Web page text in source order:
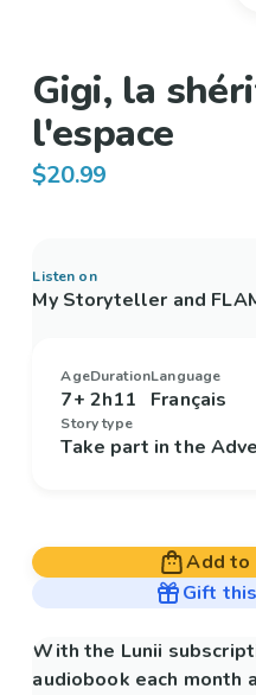
Gigi, la
l'espace
$20.99
Listen on
My Storyteller and
Age
7+
Duration
2h11
Language
Français
Story type
Take part in the
Add to
Gift
With the Lunii
audiobook each month